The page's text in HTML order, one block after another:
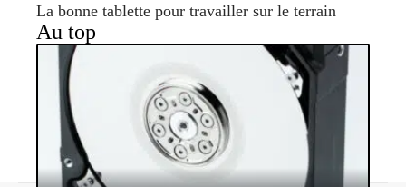
La bonne tablette pour travailler sur le terrain
Au top